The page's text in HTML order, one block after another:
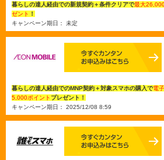
暮らしの達人経由での新規契約＋条件クリアで最大
ゼント ！
キャンペーン期日： 未定
暮らしの達人経由でのMNP契約＋対象スマホの購入で電
5,000ポイント プレゼント！
キャンペーン期日： 2025/12/08 8:59